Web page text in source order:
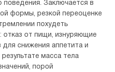
поведения. Заключается в
формы, резкой переоценке
похудеть
от пищи, изнуряющие
для снижения аппетита и
масса тела
порой